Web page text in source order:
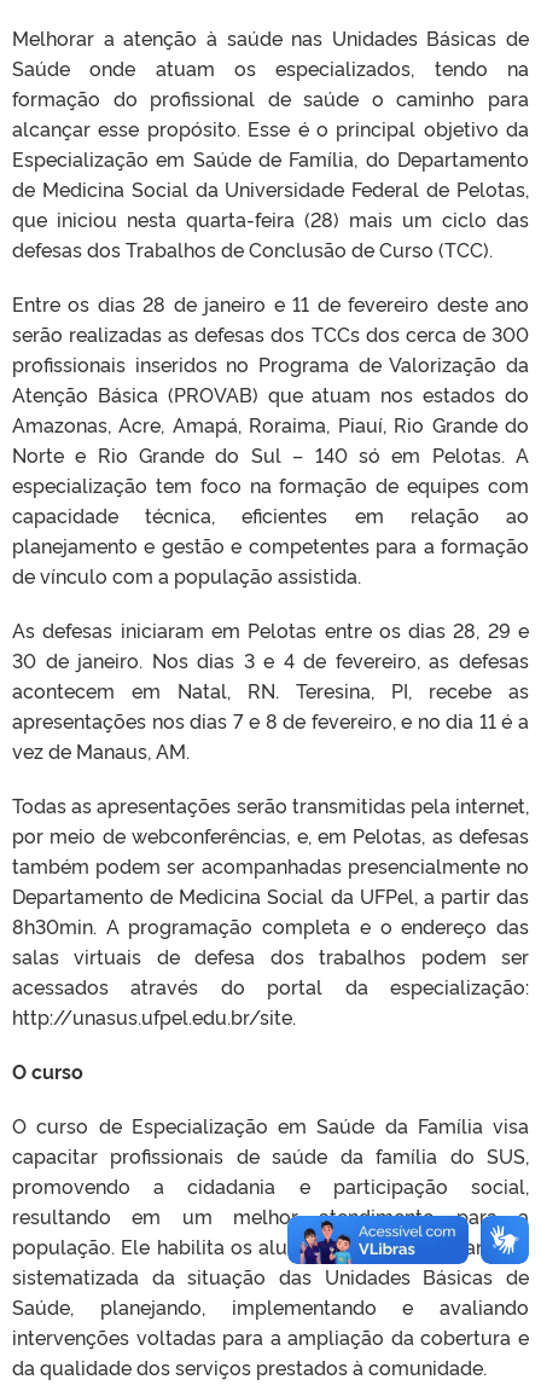
Melhorar a atenção à saúde nas Unidades Básicas de
Saúde onde atuam os especializados, tendo na
formação do profissional de saúde o caminho para
alcançar esse propósito. Esse é o principal objetivo da
Especialização em Saúde de Família, do Departamento
de Medicina Social da Universidade Federal de Pelotas,
que iniciou nesta quarta-feira (28) mais um ciclo das
defesas dos Trabalhos de Conclusão de Curso (TCC).
Entre os dias 28 de janeiro e 11 de fevereiro deste ano
serão realizadas as defesas dos TCCs dos cerca de 300
profissionais inseridos no Programa de Valorização da
Atenção Básica (PROVAB) que atuam nos estados do
Amazonas, Acre, Amapá, Roraima, Piauí, Rio Grande do
Norte e Rio Grande do Sul – 140 só em Pelotas. A
especialização tem foco na formação de equipes com
capacidade técnica, eficientes em relação ao
planejamento e gestão e competentes para a formação
de vínculo com a população assistida.
As defesas iniciaram em Pelotas entre os dias 28, 29 e
30 de janeiro. Nos dias 3 e 4 de fevereiro, as defesas
acontecem em Natal, RN. Teresina, PI, recebe as
apresentações nos dias 7 e 8 de fevereiro, e no dia 11 é a
vez de Manaus, AM.
Todas as apresentações serão transmitidas pela internet,
por meio de webconferências, e, em Pelotas, as defesas
também podem ser acompanhadas presencialmente no
Departamento de Medicina Social da UFPel, a partir das
8h30min. A programação completa e o endereço das
salas virtuais de defesa dos trabalhos podem ser
acessados através do portal da especialização:
http://unasus.ufpel.edu.br/site.
O curso
O curso de Especialização em Saúde da Família visa
capacitar profissionais de saúde da família do SUS,
promovendo a cidadania e participação social,
resultando em um melhor atendimento para a
população. Ele habilita os alunos a realizar uma análise
sistematizada da situação das Unidades Básicas de
Saúde, planejando, implementando e avaliando
intervenções voltadas para a ampliação da cobertura e
da qualidade dos serviços prestados à comunidade.